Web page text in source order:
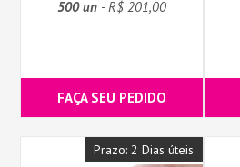
500 un - R$ 201,00
FAÇA SEU PEDIDO
Prazo: 2 Dias úteis